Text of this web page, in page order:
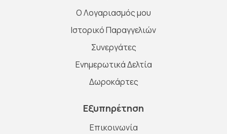
O Λογαριασμός μου
Ιστορικό Παραγγελιών
Συνεργάτες
Ενημερωτικά Δελτία
Δωροκάρτες
Εξυπηρέτηση
Επικοινωνία